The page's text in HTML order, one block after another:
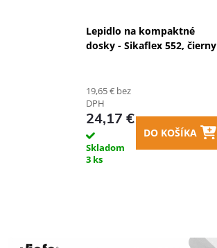
Lepidlo na kompaktné
dosky - Sikaflex 552, čierny
19,65 € bez
DPH
24,17 €
Skladom
3 ks
DO KOŠÍKA